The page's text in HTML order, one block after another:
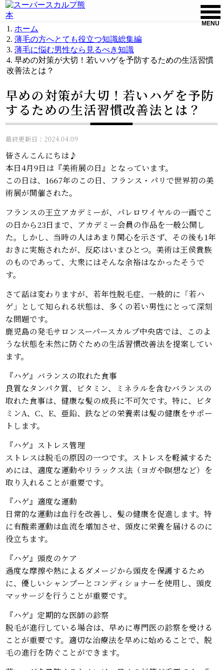
MENU
ホーム
薄毛の方へとても役立つ知識総集編
薄毛に悩む男性なら見るべき知識
早めの対策が大切！若いハゲを予防するための生活習慣
改善法とは？
早めの対策が大切！若いハゲを予防
するための生活習慣改善法とは？
最終更新日：2024.04.09
皆さんこんにちは♪
本日4月9日は『美術展の日』となっています。
この日は、1667年のこの日、フランス・パリで世界初の美
術展が開催された。
フランスの王立アカデミーが、パレロワイヤルの一画でこ
の日から23日まで、アカデミー会員の作品を一般公開し
た。しかし、当時の人はあまり関心を示さず、その後も1年
おきに実施されたが、反応はいまひとつ。美術は王侯貴族
のものであって、大衆にはそんな余裕はなかったそうで
す。
さて話は変わりますが、若年性脱毛症、一般的に「若ハ
ゲ」として知られる状態は、多くの若い男性にとって深刻
な問題です。
鹿児島の発毛サロンスーパースカルプ中央店では、このよ
うな状態を未然に防ぐための生活習慣改善法を提案してい
ます。
『ハゲ』バランスの取れた食事
良質なタンパク質、ビタミン、ミネラルを含むバランスの
取れた食事は、健康な髪の成長に不可欠です。特に、ビタ
ミンA、C、E、亜鉛、鉄などの栄養素は髪の健康をサポー
トします。
『ハゲ』ストレス管理
ストレスは脱毛の原因の一つです。ストレスを軽減するた
めには、適度な運動やリラックス法（ヨガや瞑想など）を
取り入れることが重要です。
『ハゲ』適度な運動
日常的な運動は血行を改善し、髪の健康を促進します。特
に有酸素運動は血流を増加させ、頭皮に栄養を届けるのに
役立ちます。
『ハゲ』頭皮のケア
過度な摩擦や熱によるダメージから頭皮を保護するため
に、優しいシャンプーとコンディショナーを使用し、頭皮
マッサージを行うことが重要です。
『ハゲ』定期的な医師の診察
脱毛が進行している場合は、早めに専門医の診察を受ける
ことが重要です。適切な治療法を早めに始めることで、脱
毛の進行を防ぐことができます。